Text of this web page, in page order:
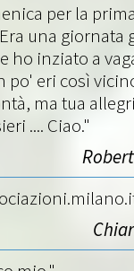
per la
una giornata
ho inziato a
po' eri così
ma tua
.... Ciao."